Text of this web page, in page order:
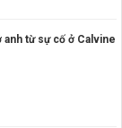
anh từ sự cố ở Calvine